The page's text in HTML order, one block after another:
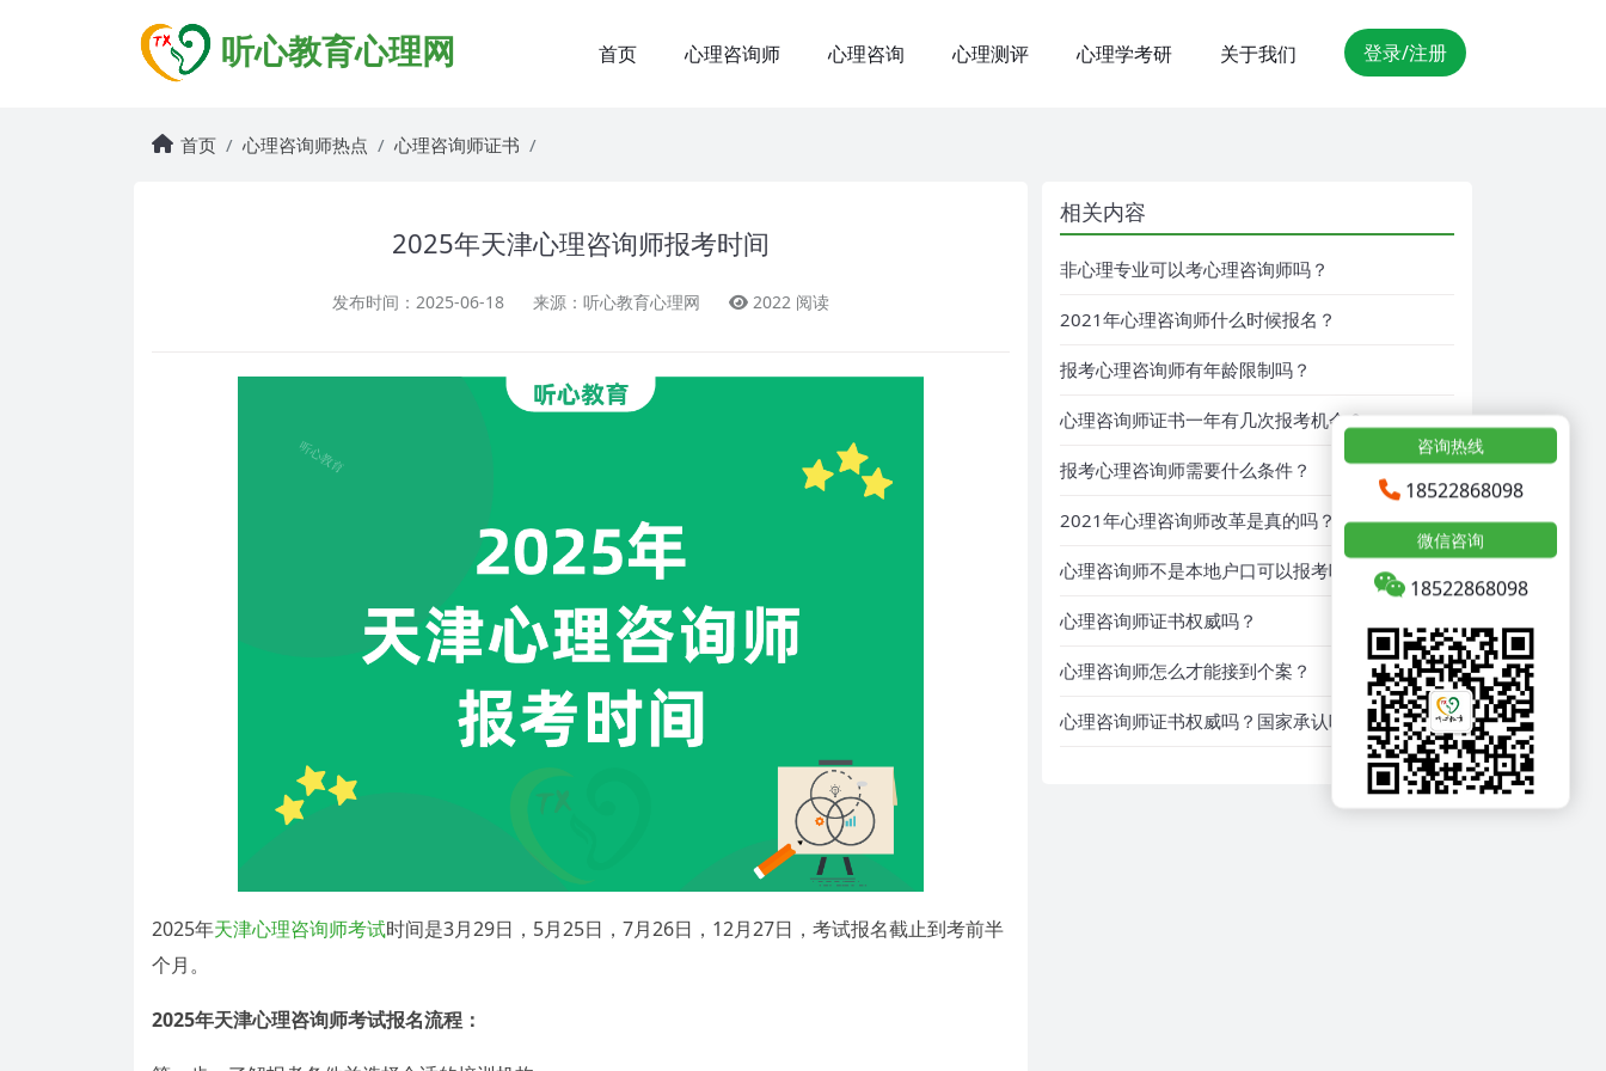
听心教育心理网 首页 心理咨询师 心理咨询 心理测评 心理学考研 关于我们 登录/注册
首页 心理咨询师热点 心理咨询师证书
2025年天津心理咨询师报考时间
发布时间：2025-06-18 来源：听心教育心理网 2022 阅读
2025年天津心理咨询师考试时间是3月29日，5月25日，7月26日，12月27日，考试报名截止到考前半
个月。
2025年天津心理咨询师考试报名流程：
相关内容
非心理专业可以考心理咨询师吗？
2021年心理咨询师什么时候报名？
报考心理咨询师有年龄限制吗？
心理咨询师证书一年有几次报考机会？
报考心理咨询师需要什么条件？
2021年心理咨询师改革是真的吗？
心理咨询师不是本地户口可以报考吗？
心理咨询师证书权威吗？
心理咨询师怎么才能接到个案？
心理咨询师证书权威吗？国家承认吗？
咨询热线
18522868098
微信咨询
18522868098